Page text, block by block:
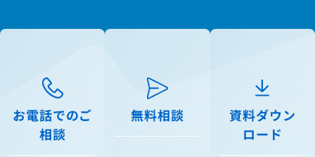
お電話でのご
相談
無料相談
資料ダウン
ロード